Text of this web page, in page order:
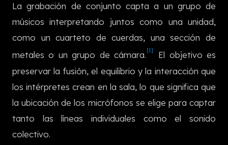
La grabación de conjunto capta a un grupo de
músicos interpretando juntos como una unidad,
como un cuarteto de cuerdas, una sección de
metales o un grupo de cámara. [1]
El objetivo es
preservar la fusión, el equilibrio y la interacción que
los intérpretes crean en la sala, lo que significa que
la ubicación de los micrófonos se elige para captar
tanto las líneas individuales como el sonido
colectivo.
Русский
日本語
한국어